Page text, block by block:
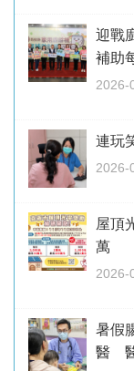
迎戰
補助
2026-
連玩
2026-
屋頂
萬
2026-
暑假
醫